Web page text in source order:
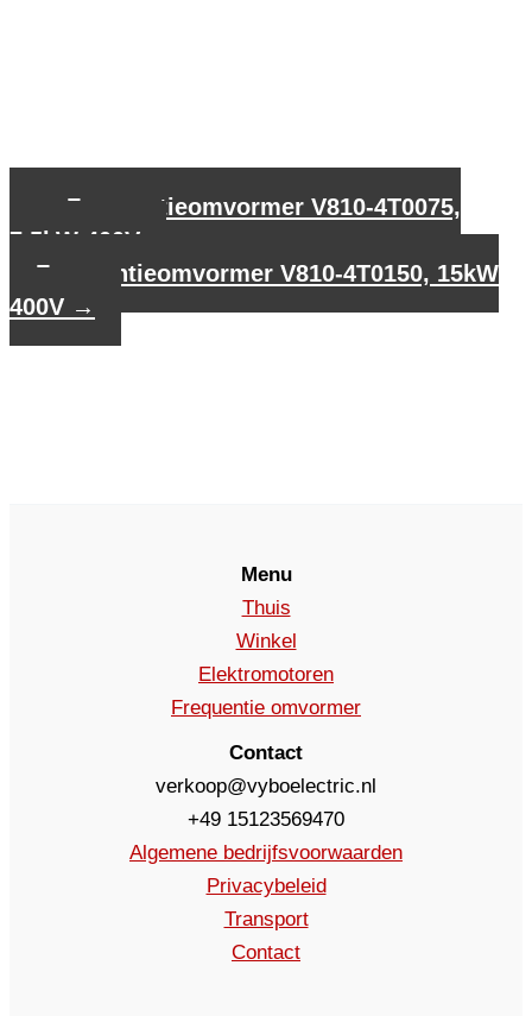
Frequentieomvormer V810-4T0075,
7,5kW 400V
Frequentieomvormer V810-4T0150, 15kW
400V →
Menu
Thuis
Winkel
Elektromotoren
Frequentie omvormer
Contact
verkoop@vyboelectric.nl
+49 15123569470
Algemene bedrijfsvoorwaarden
Privacybeleid
Transport
Contact